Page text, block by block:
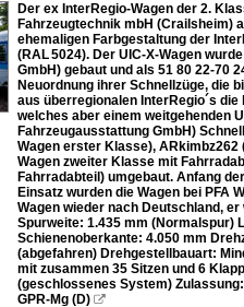
Der ex InterRegio-Wagen der 2.
Fahrzeugtechnik mbH (Crailsheim)
ehemaligen Farbgestaltung der
(RAL 5024). Der UIC-X-Wagen
GmbH) gebaut und als 51 80 22-70
Neuordnung ihrer Schnellzüge, die
aus überregionalen InterRegio´s
welches aber einem weitgehenden
Fahrzeugausstattung GmbH)
Wagen erster Klasse),
Wagen zweiter Klasse mit
Fahrradabteil) umgebaut. Anfang
Einsatz wurden die Wagen bei PFA
Wagen wieder nach Deutschland,
Spurweite: 1.435 mm (Normalspur)
Schienenoberkante: 4.050 mm
(abgefahren) Drehgestellbauart:
mit zusammen 35 Sitzen und 6
(geschlossenes System)
GPR-Mg (D) 